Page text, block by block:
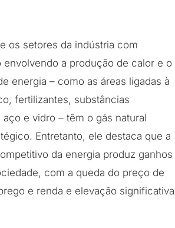
os setores da indústria com
a produção de calor e o
energia – como as áreas ligadas à
fertilizantes, substâncias
e vidro – têm o gás natural
Entretanto, ele destaca que a
da energia produz ganhos
com a queda do preço de
e renda e elevação significativa